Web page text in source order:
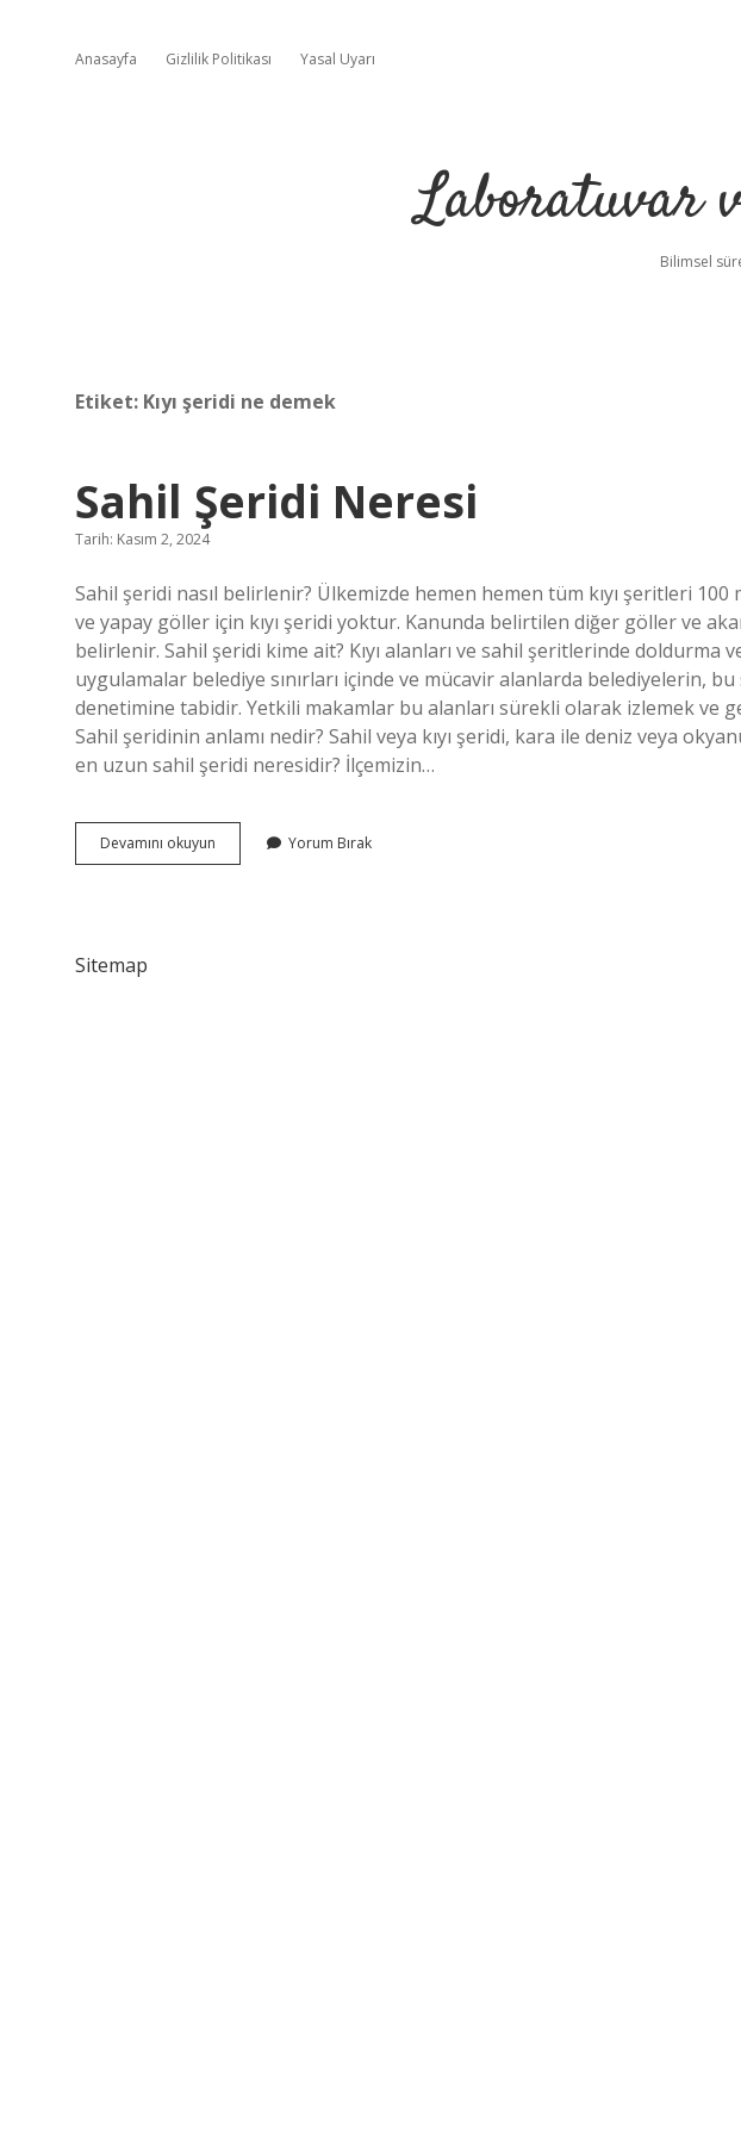
Anasayfa Gizlilik Politikası Yasal Uyarı
Laboratuvar
Bilimsel
Etiket: Kıyı şeridi ne demek
Sahil Şeridi Neresi
Tarih: Kasım 2, 2024
Sahil şeridi nasıl belirlenir? Ülkemizde hemen hemen tüm kıyı şeritleri
ve yapay göller için kıyı şeridi yoktur. Kanunda belirtilen diğer göller ve
belirlenir. Sahil şeridi kime ait? Kıyı alanları ve sahil şeritlerinde doldurma
uygulamalar belediye sınırları içinde ve mücavir alanlarda belediyelerin, bu
denetimine tabidir. Yetkili makamlar bu alanları sürekli olarak izlemek ve
Sahil şeridinin anlamı nedir? Sahil veya kıyı şeridi, kara ile deniz veya
en uzun sahil şeridi neresidir? İlçemizin…
Devamını okuyun
Şeridi
Yorum Bırak
Sitemap